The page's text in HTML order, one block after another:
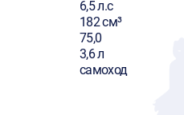
6,5 л.с
182 см³
75,0
3,6 л
самоход